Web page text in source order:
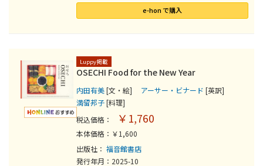
e-hon で購入
Luppy掲載
OSECHI Food for the New Year
内田有美[文・絵] アーサー・ビナード [英訳]
満留邦子[料理]
税込価格：
￥1,760
本体価格：￥1,600
出版社： 福音館書店
発行年月：2025-10